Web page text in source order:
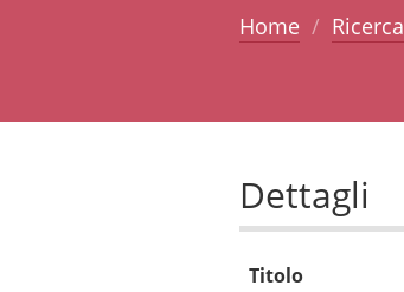
Home Ricerca
Dettagli
Titolo